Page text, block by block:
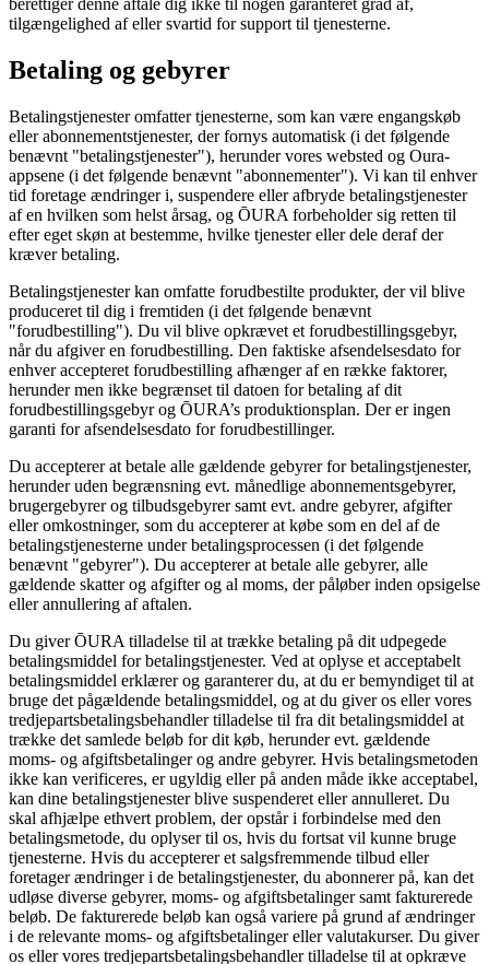
tilgængelighed af eller svartid for support til tjenesterne.
Betaling og gebyrer
Betalingstjenester omfatter tjenesterne, som kan være engangskøb
eller abonnementstjenester, der fornys automatisk (i det følgende
benævnt "betalingstjenester"), herunder vores websted og Oura-
appsene (i det følgende benævnt "abonnementer"). Vi kan til enhver
tid foretage ændringer i, suspendere eller afbryde betalingstjenester
af en hvilken som helst årsag, og ŌURA forbeholder sig retten til
efter eget skøn at bestemme, hvilke tjenester eller dele deraf der
kræver betaling.
Betalingstjenester kan omfatte forudbestilte produkter, der vil blive
produceret til dig i fremtiden (i det følgende benævnt
"forudbestilling"). Du vil blive opkrævet et forudbestillingsgebyr,
når du afgiver en forudbestilling. Den faktiske afsendelsesdato for
enhver accepteret forudbestilling afhænger af en række faktorer,
herunder men ikke begrænset til datoen for betaling af dit
forudbestillingsgebyr og ŌURA’s produktionsplan. Der er ingen
garanti for afsendelsesdato for forudbestillinger.
Du accepterer at betale alle gældende gebyrer for betalingstjenester,
herunder uden begrænsning evt. månedlige abonnementsgebyrer,
brugergebyrer og tilbudsgebyrer samt evt. andre gebyrer, afgifter
eller omkostninger, som du accepterer at købe som en del af de
betalingstjenesterne under betalingsprocessen (i det følgende
benævnt "gebyrer"). Du accepterer at betale alle gebyrer, alle
gældende skatter og afgifter og al moms, der påløber inden opsigelse
eller annullering af aftalen.
Du giver ŌURA tilladelse til at trække betaling på dit udpegede
betalingsmiddel for betalingstjenester. Ved at oplyse et acceptabelt
betalingsmiddel erklærer og garanterer du, at du er bemyndiget til at
bruge det pågældende betalingsmiddel, og at du giver os eller vores
tredjepartsbetalingsbehandler tilladelse til fra dit betalingsmiddel at
trække det samlede beløb for dit køb, herunder evt. gældende
moms- og afgiftsbetalinger og andre gebyrer. Hvis betalingsmetoden
ikke kan verificeres, er ugyldig eller på anden måde ikke acceptabel,
kan dine betalingstjenester blive suspenderet eller annulleret. Du
skal afhjælpe ethvert problem, der opstår i forbindelse med den
betalingsmetode, du oplyser til os, hvis du fortsat vil kunne bruge
tjenesterne. Hvis du accepterer et salgsfremmende tilbud eller
foretager ændringer i de betalingstjenester, du abonnerer på, kan det
udløse diverse gebyrer, moms- og afgiftsbetalinger samt fakturerede
beløb. De fakturerede beløb kan også variere på grund af ændringer
i de relevante moms- og afgiftsbetalinger eller valutakurser. Du giver
os eller vores tredjepartsbetalingsbehandler tilladelse til at opkræve